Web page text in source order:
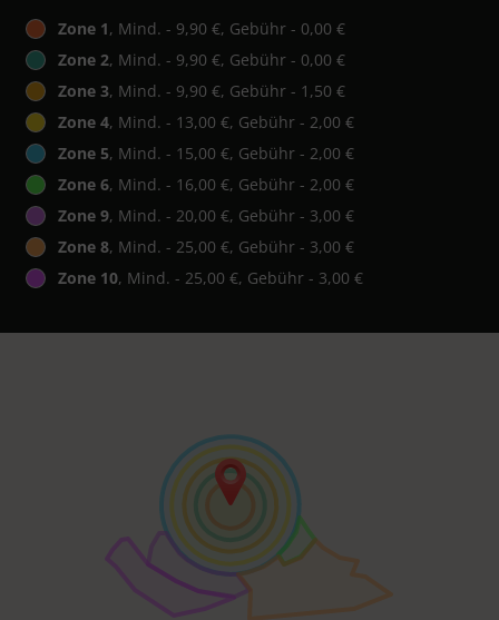
Zone 1, Mind. - 9,90 €, Gebühr - 0,00 €
Zone 2, Mind. - 9,90 €, Gebühr - 0,00 €
Zone 3, Mind. - 9,90 €, Gebühr - 1,50 €
Zone 4, Mind. - 13,00 €, Gebühr - 2,00 €
Zone 5, Mind. - 15,00 €, Gebühr - 2,00 €
Zone 6, Mind. - 16,00 €, Gebühr - 2,00 €
Zone 9, Mind. - 20,00 €, Gebühr - 3,00 €
Zone 8, Mind. - 25,00 €, Gebühr - 3,00 €
Zone 10, Mind. - 25,00 €, Gebühr - 3,00 €